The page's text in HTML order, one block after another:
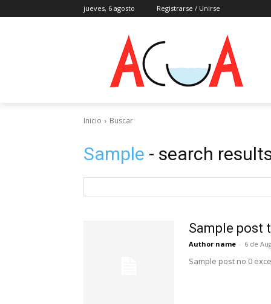
jueves, 6 agosto Registrarse / Unirse
Inicio Buscar
Sample - search
Sample post
Author name - 6 de
Sample post no 0